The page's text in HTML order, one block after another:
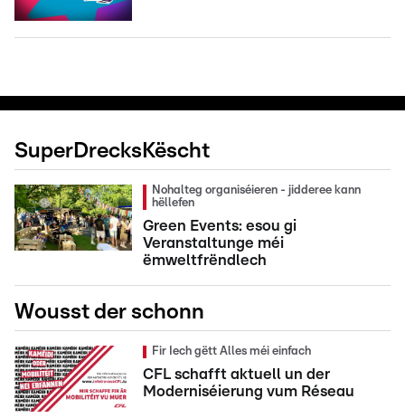
SuperDrecksKëscht
Nohalteg organiséieren - jidderee kann
hëllefen
Green Events: esou gi
Veranstaltunge méi
ëmweltfrëndlech
Wousst der schonn
Fir Iech gëtt Alles méi einfach
CFL schafft aktuell un der
Moderniséierung vum Réseau